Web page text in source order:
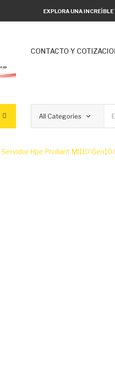
EXPLORA UNA
CONTACTO Y
Servidor Hpe Proliant Ml110